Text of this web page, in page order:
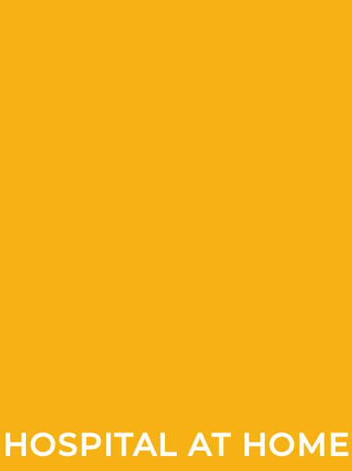
HOSPITAL AT HOME